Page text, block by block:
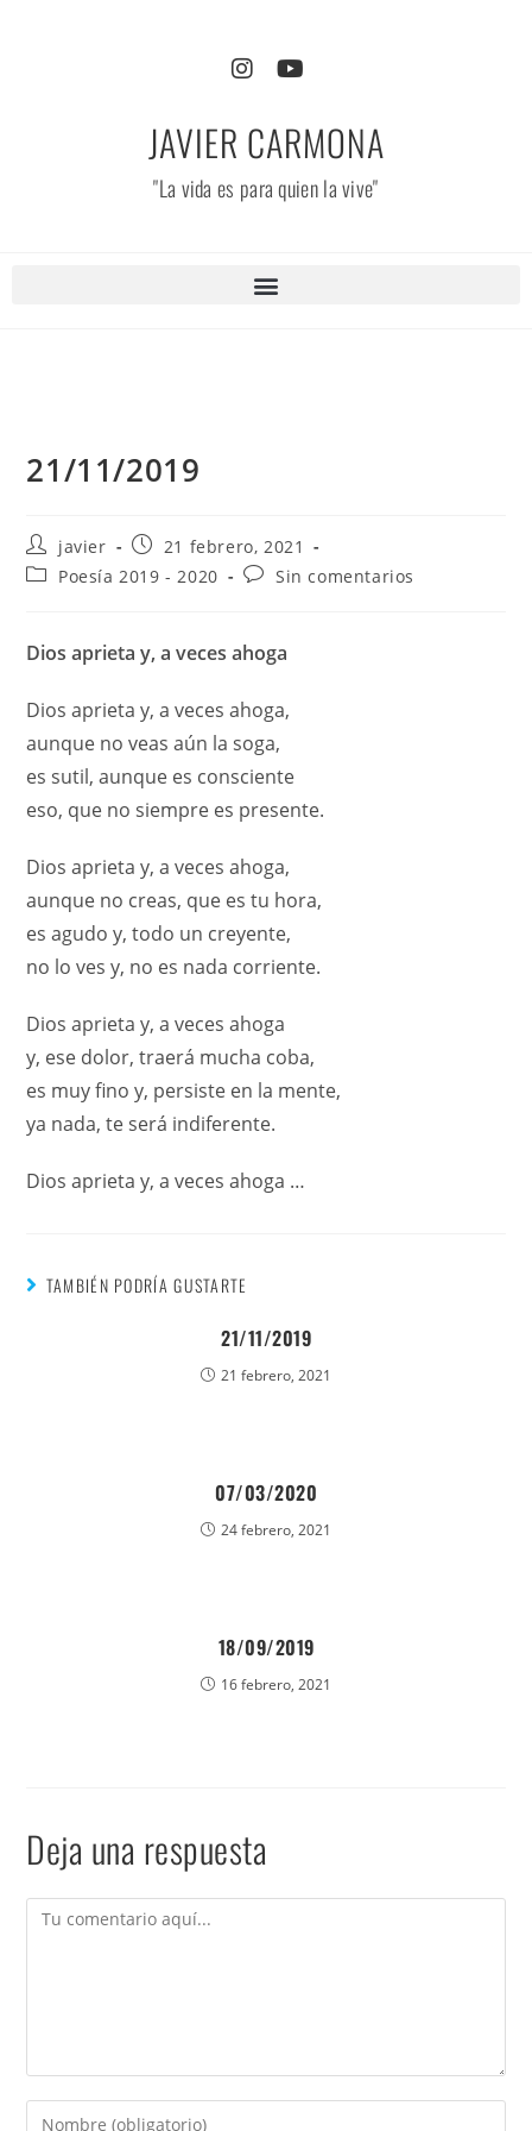
JAVIER CARMONA
"La vida es para quien la vive"
21/11/2019
javier
21 febrero, 2021
Poesía 2019 - 2020
Sin comentarios
Dios aprieta y, a veces ahoga
Dios aprieta y, a veces ahoga,
aunque no veas aún la soga,
es sutil, aunque es consciente
eso, que no siempre es presente.
Dios aprieta y, a veces ahoga,
aunque no creas, que es tu hora,
es agudo y, todo un creyente,
no lo ves y, no es nada corriente.
Dios aprieta y, a veces ahoga
y, ese dolor, traerá mucha coba,
es muy fino y, persiste en la mente,
ya nada, te será indiferente.
Dios aprieta y, a veces ahoga …
TAMBIÉN PODRÍA GUSTARTE
21/11/2019
21 febrero, 2021
07/03/2020
24 febrero, 2021
18/09/2019
16 febrero, 2021
Deja una respuesta